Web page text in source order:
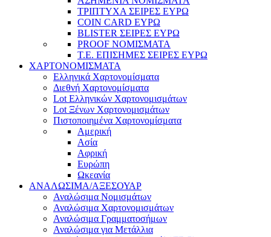
ΤΡΙΠΤΥΧΑ ΣΕΙΡΕΣ ΕΥΡΩ
COIN CARD ΕΥΡΩ
BLISTER ΣΕΙΡΕΣ ΕΥΡΩ
PROOF ΝΟΜΙΣΜΑΤΑ
Τ.Ε. ΕΠΙΣΗΜΕΣ ΣΕΙΡΕΣ ΕΥΡΩ
ΧΑΡΤΟΝΟΜΙΣΜΑΤΑ
Eλληνικά Χαρτονομίσματα
Διεθνή Χαρτονομίσματα
Lot Ελληνικών Χαρτονομισμάτων
Lot Ξένων Χαρτονομισμάτων
Πιστοποιημένα Χαρτονομίσματα
Αμερική
Ασία
Αφρική
Ευρώπη
Ωκεανία
ΑΝΑΛΩΣΙΜΑ/ΑΞΕΣΟΥΑΡ
Αναλώσιμα Νομισμάτων
Αναλώσιμα Χαρτονομισμάτων
Αναλώσιμα Γραμματοσήμων
Αναλώσιμα για Μετάλλια